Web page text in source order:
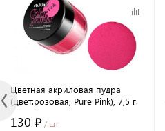
Цветная акриловая пудра
(цвет:розовая, Pure Pink), 7,5 г.
130 ₽ / шт